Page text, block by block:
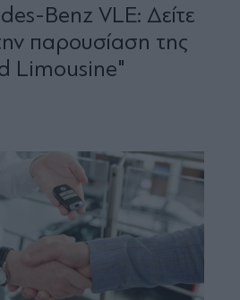
Benz VLE: Δείτε
παρουσίαση της
Limousine"